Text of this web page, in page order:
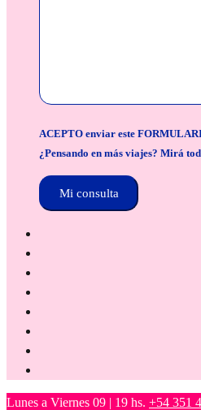
ACEPTO enviar este
¿Pensando en más viajes? Mirá
Lunes a Viernes 09 | 19 hs. +54 351